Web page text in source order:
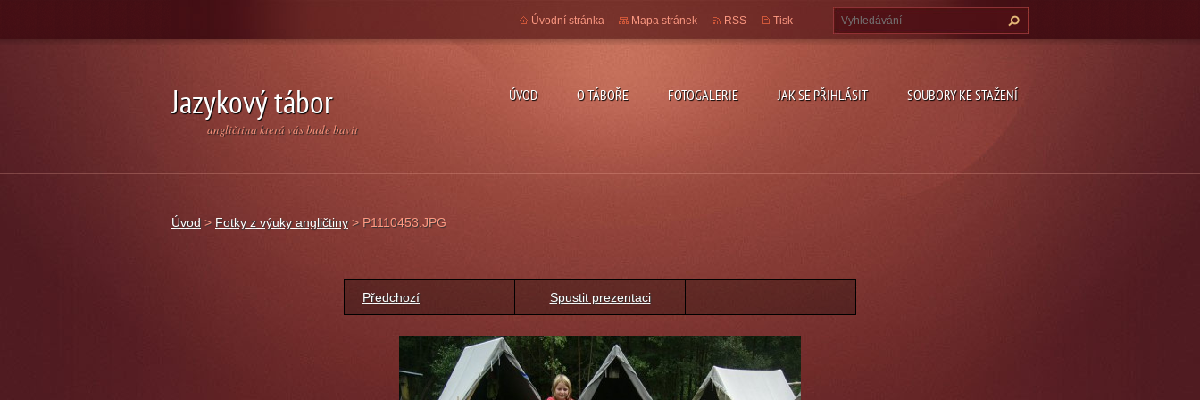
Jazykový tábor
angličtina která vás bude bavit
ÚVOD O TÁBOŘE FOTOGALERIE JAK SE PŘIHLÁSIT SOUBORY KE STAŽENÍ
Úvodní stránka Mapa stránek RSS Tisk
Úvod > Fotky z výuky angličtiny > P1110453.JPG
Předchozí Spustit prezentaci